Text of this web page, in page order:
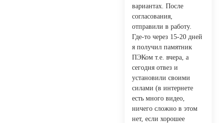
вариантах. После
согласования,
отправили в работу.
Где-то через 15-20 дней
я получил памятник
ПЭКом т.е. вчера, а
сегодня отвез и
установили своими
силами (в интернете
есть много видео,
ничего сложно в этом
нет, если хорошее